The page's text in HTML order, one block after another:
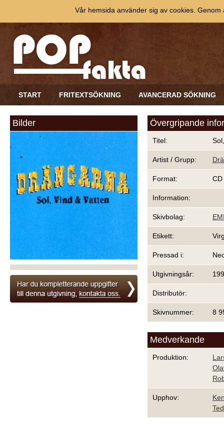
START FRITEXTSÖKNING AVANCERAD SÖKNING
Bilder Övergripande
Titel:
Artist / Grupp:
Format: CD
Information:
Skivbolag:
Etikett:
Pressad i:
Utgivningsår:
Distributör:
Skivnummer: 8
Medverkande
Produktion:
Upphov:
Vår hemsida använder sig av cookies.